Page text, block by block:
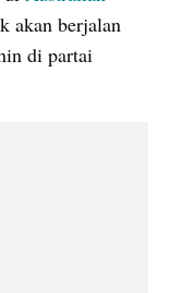
akan berjalan
di partai